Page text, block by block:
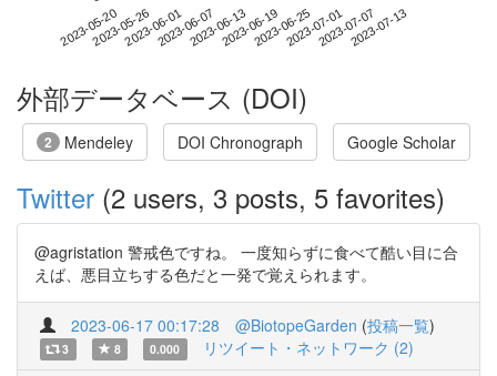
2023-05-202023-05-262023-06-012023-06-072023-06-132023-06-192023-06-252023-07-012023-07-072023-07-13
外部データベース (DOI)
2 Mendeley DOI Chronograph Google Scholar
Twitter (2 users, 3 posts, 5 favorites)
@agristation 警戒色ですね。 一度知らずに食べて酷い目に合
えば、悪目立ちする色だと一発で覚えられます。
2023-06-17 00:17:28 @BiotopeGarden (投稿一覧)
3 8 0.000 リツイート・ネットワーク (2)